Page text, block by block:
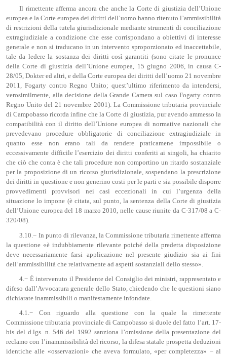
Il rimettente afferma ancora che anche la Corte di giustizia dell’Unione
europea e la Corte europea dei diritti dell’uomo hanno ritenuto l’ammissibilità
di restrizioni della tutela giurisdizionale mediante strumenti di conciliazione
extragiudiziale a condizione che esse corrispondano a obiettivi di interesse
generale e non si traducano in un intervento sproporzionato ed inaccettabile,
tale da ledere la sostanza dei diritti così garantiti (sono citate le pronunce
della Corte di giustizia dell’Unione europea, 15 giugno 2006, in causa C-
28/05, Dokter ed altri, e della Corte europea dei diritti dell’uomo 21 novembre
2011, Fogarty contro Regno Unito; quest’ultimo riferimento da intendersi,
verosimilmente, alla decisione della Grande Camera sul caso Fogarty contro
Regno Unito del 21 novembre 2001). La Commissione tributaria provinciale
di Campobasso ricorda infine che la Corte di giustizia, pur avendo ammesso la
compatibilità con il diritto dell’Unione europea di normative nazionali che
prevedevano procedure obbligatorie di conciliazione extragiudiziale in
quanto esse non erano tali da rendere praticamene impossibile o
eccessivamente difficile l’esercizio dei diritti conferiti ai singoli, ha chiarito
che ciò che conta è che tali procedure non comportino un ritardo sostanziale
per la proposizione di un ricorso giurisdizionale, sospendano la prescrizione
dei diritti in questione e non generino costi per le parti e sia possibile disporre
provvedimenti provvisori nei casi eccezionali in cui l’urgenza della
situazione lo impone (è citata, sul punto, la sentenza della Corte di giustizia
dell’Unione europea del 18 marzo 2010, nelle cause riunite da C-317/08 a C-
320/08).
3.10.− In punto di rilevanza, la Commissione tributaria rimettente afferma
la questione «è indubbiamente rilevante poiché della predetta disposizione
deve necessariamente farsi applicazione nel presente giudizio sia ai fini
dell’ammissibilità che relativamente ad aspetti sostanziali dello stesso».
4.− È intervenuto il Presidente del Consiglio dei ministri, rappresentato e
difeso dall’Avvocatura generale dello Stato, chiedendo che le questioni siano
dichiarate inammissibili o manifestamente infondate.
4.1.− Con riguardo alla questione con la quale la rimettente
Commissione tributaria provinciale di Campobasso si duole del fatto l’art. 17-
bis del d.lgs. n. 546 del 1992 sanziona l’omissione della presentazione del
reclamo con l’inammissibilità del ricorso, la difesa statale prospetta deduzioni
identiche alle «osservazioni» che aveva formulato, «per completezza» − al